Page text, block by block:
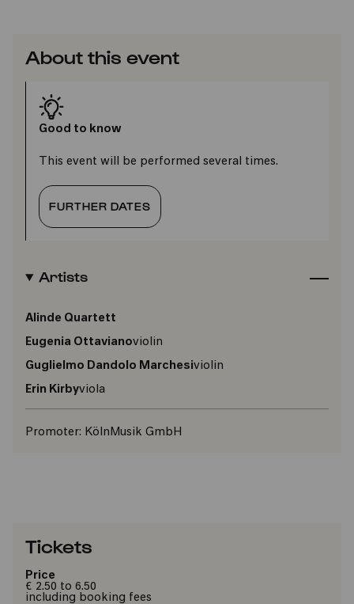
About this event
Good to know
This event will be performed several times.
FURTHER DATES
Artists
Alinde Quartett
Eugenia Ottavianoviolin
Guglielmo Dandolo Marchesiviolin
Erin Kirbyviola
Promoter: KölnMusik GmbH
Tickets
Price
€ 2.50 to 6.50
including booking fees